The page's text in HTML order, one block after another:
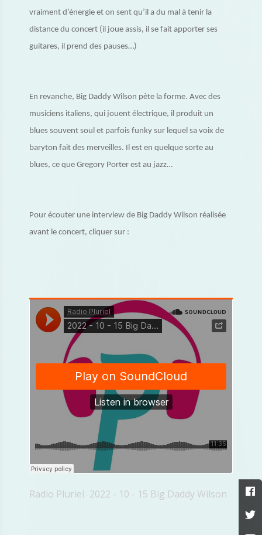
vraiment d’énergie et on sent qu’il a du mal à tenir la
distance du concert (il joue assis, il se fait apporter ses
guitares, il prend des pauses…)
En revanche, Big Daddy Wilson pète la forme. Avec des
musiciens italiens, qui jouent électrique, il produit un
blues souvent soul et parfois funky sur lequel sa voix de
baryton fait des merveilles. Il est en quelque sorte au
blues, ce que Gregory Porter est au jazz…
Pour écouter une interview de Big Daddy Wilson réalisée
avant le concert, cliquer sur :
Radio Pluriel · 2022 - 10 - 15 Big Daddy Wilson